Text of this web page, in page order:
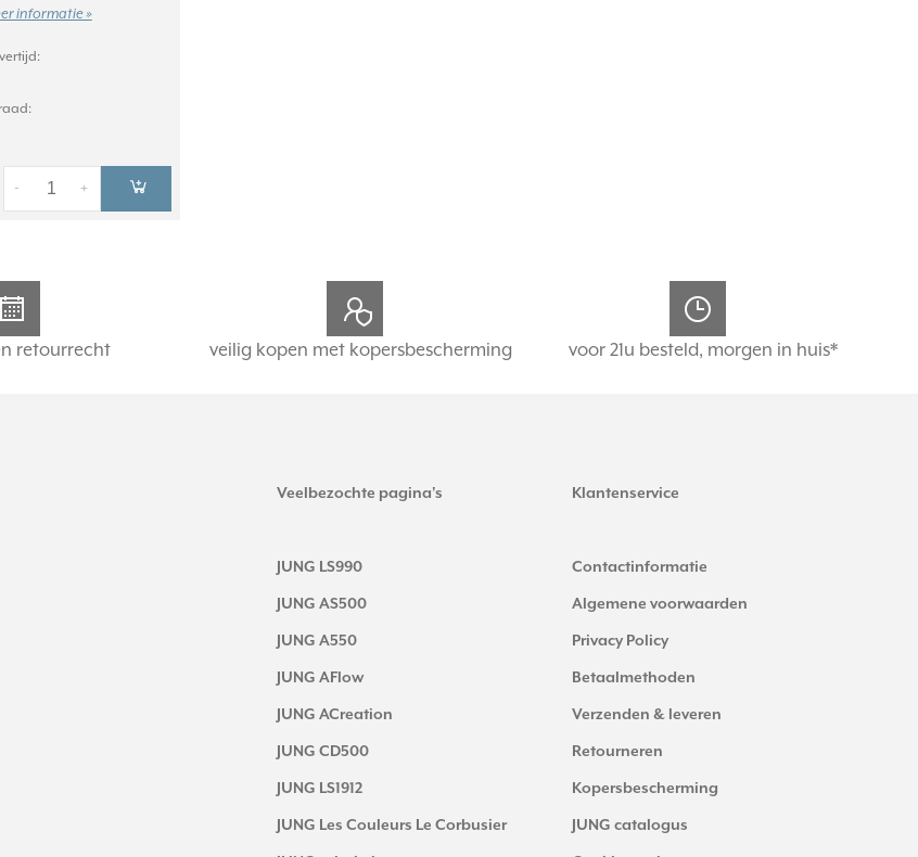
informatie »
+
-
retourrecht veilig kopen met kopersbescherming voor 21u besteld, morgen in huis*
Veelbezochte pagina's
JUNG LS990
JUNG AS500
JUNG A550
JUNG AFlow
JUNG ACreation
JUNG CD500
JUNG LS1912
JUNG Les Couleurs Le Corbusier
Klantenservice
Contactinformatie
Algemene voorwaarden
Privacy Policy
Betaalmethoden
Verzenden & leveren
Retourneren
Kopersbescherming
JUNG catalogus